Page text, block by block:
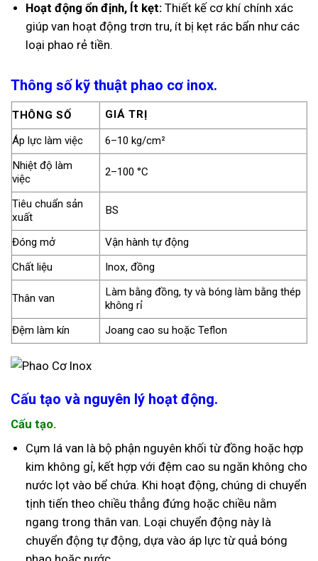
Hoạt động ổn định, Ít kẹt:Thiết kế cơ khí chính xác
giúp van hoạt động trơn tru, ít bị kẹt rác bẩn như các
loại phao rẻ tiền.
Thông số kỹ thuật phao cơ inox.
THÔNG SỐ GIÁ TRỊ
Áp lực làm việc
6–10 kg/cm²
Nhiệt độ làm
việc
2–100 °C
Tiêu chuẩn sản
xuất
BS
Đóng mở
Vận hành tự động
Chất liệu
Inox, đồng
Thân van
Làm bằng đồng, ty và bóng làm bằng thép
không rỉ
Đệm làm kín
Joang cao su hoặc Teflon
Cấu tạo và nguyên lý hoạt động.
Cấu tạo.
Cụm lá van là bộ phận nguyên khối từ đồng hoặc hợp
kim không gỉ, kết hợp với đệm cao su ngăn không cho
nước lọt vào bể chứa. Khi hoạt động, chúng di chuyển
tịnh tiến theo chiều thẳng đứng hoặc chiều nằm
ngang trong thân van. Loại chuyển động này là
chuyển động tự động, dựa vào áp lực từ quả bóng